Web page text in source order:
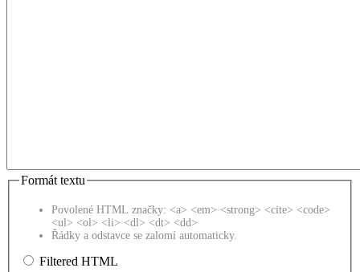
Formát textu
Povolené HTML značky: <a> <em> <strong> <cite> <code>
<ul> <ol> <li> <dl> <dt> <dd>
Řádky a odstavce se zalomí automaticky.
Filtered HTML